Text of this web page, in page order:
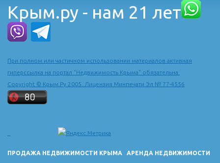
Крым.ру - нам 21 лет
При полном или частичном использовании материалов активная
гиперссылка на портал "Недвижимость Крыма" обязательна.
Copyright © Крым.Ру 2005. Лицензия Минпечати Эл № 77-4556
ПРОДАЖА НЕДВИЖИМОСТИ КРЫМА
АРЕНДА НЕДВИЖИМОСТИ